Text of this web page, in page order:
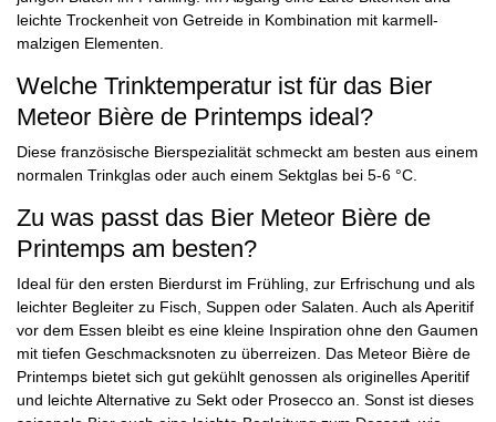
leichte Trockenheit von Getreide in Kombination mit karmell-
malzigen Elementen.
Welche Trinktemperatur ist für das Bier
Meteor Bière de Printemps ideal?
Diese französische Bierspezialität schmeckt am besten aus einem
normalen Trinkglas oder auch einem Sektglas bei 5-6 °C.
Zu was passt das Bier Meteor Bière de
Printemps am besten?
Ideal für den ersten Bierdurst im Frühling, zur Erfrischung und als
leichter Begleiter zu Fisch, Suppen oder Salaten. Auch als Aperitif
vor dem Essen bleibt es eine kleine Inspiration ohne den Gaumen
mit tiefen Geschmacksnoten zu überreizen. Das Meteor Bière de
Printemps bietet sich gut gekühlt genossen als originelles Aperitif
und leichte Alternative zu Sekt oder Prosecco an. Sonst ist dieses